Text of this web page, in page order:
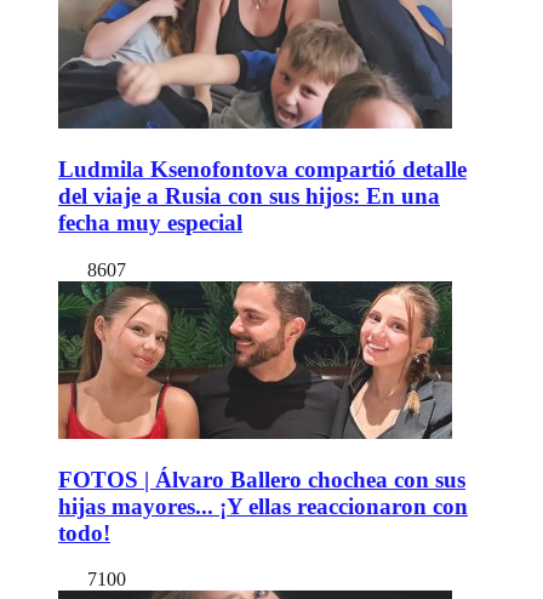
Ludmila Ksenofontova compartió detalle
del viaje a Rusia con sus hijos: En una
fecha muy especial
8607
FOTOS | Álvaro Ballero chochea con sus
hijas mayores... ¡Y ellas reaccionaron con
todo!
7100